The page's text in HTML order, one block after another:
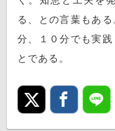
る、との言葉もあ
分、１０分でも実
とである。